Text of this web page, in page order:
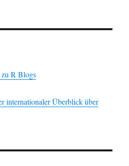
R Blogs
internationaler Überblick über